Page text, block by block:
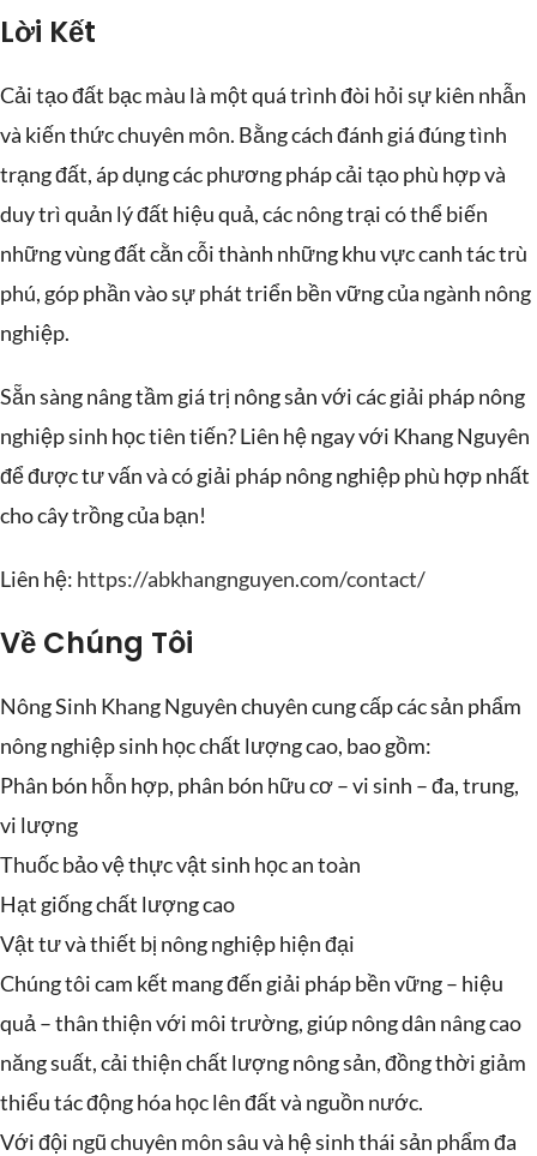
Lời Kết
Cải tạo đất bạc màu là một quá trình đòi hỏi sự kiên nhẫn
và kiến thức chuyên môn. Bằng cách đánh giá đúng tình
trạng đất, áp dụng các phương pháp cải tạo phù hợp và
duy trì quản lý đất hiệu quả, các nông trại có thể biến
những vùng đất cằn cỗi thành những khu vực canh tác trù
phú, góp phần vào sự phát triển bền vững của ngành nông
nghiệp.
Sẵn sàng nâng tầm giá trị nông sản với các giải pháp nông
nghiệp sinh học tiên tiến? Liên hệ ngay với Khang Nguyên
để được tư vấn và có giải pháp nông nghiệp phù hợp nhất
cho cây trồng của bạn!
Liên hệ: https://abkhangnguyen.com/contact/
Về Chúng Tôi
Nông Sinh Khang Nguyên chuyên cung cấp các sản phẩm
nông nghiệp sinh học chất lượng cao, bao gồm:
Phân bón hỗn hợp, phân bón hữu cơ – vi sinh – đa, trung,
vi lượng
Thuốc bảo vệ thực vật sinh học an toàn
Hạt giống chất lượng cao
Vật tư và thiết bị nông nghiệp hiện đại
Chúng tôi cam kết mang đến giải pháp bền vững – hiệu
quả – thân thiện với môi trường, giúp nông dân nâng cao
năng suất, cải thiện chất lượng nông sản, đồng thời giảm
thiểu tác động hóa học lên đất và nguồn nước.
Với đội ngũ chuyên môn sâu và hệ sinh thái sản phẩm đa